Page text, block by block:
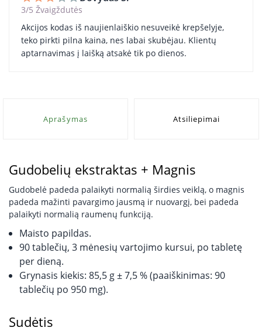
3/5 Žvaigždutės
Akcijos kodas iš naujienlaiškio nesuveikė krepšelyje,
teko pirkti pilna kaina, nes labai skubėjau. Klientų
aptarnavimas į laišką atsakė tik po dienos.
Aprašymas Atsiliepimai
Gudobelių ekstraktas + Magnis
Gudobelė padeda palaikyti normalią širdies veiklą, o magnis
padeda mažinti pavargimo jausmą ir nuovargį, bei padeda
palaikyti normalią raumenų funkciją.
Maisto papildas.
90 tablečių, 3 mėnesių vartojimo kursui, po tabletę
per dieną.
Grynasis kiekis: 85,5 g ± 7,5 % (paaiškinimas: 90
tablečių po 950 mg).
Sudėtis